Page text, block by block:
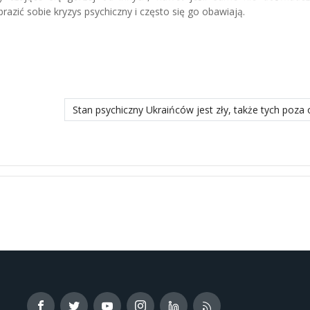
sobie kryzys psychiczny i często się go obawiają.
randkach? następny materiał: Stan psychiczny Ukraińców jest
Stan psychiczny Ukraińców jest zły, także tych poza